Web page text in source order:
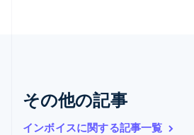
その他の記事
インボイスに関する記事一覧
クロアチア
English Italiano
ジブラルタル